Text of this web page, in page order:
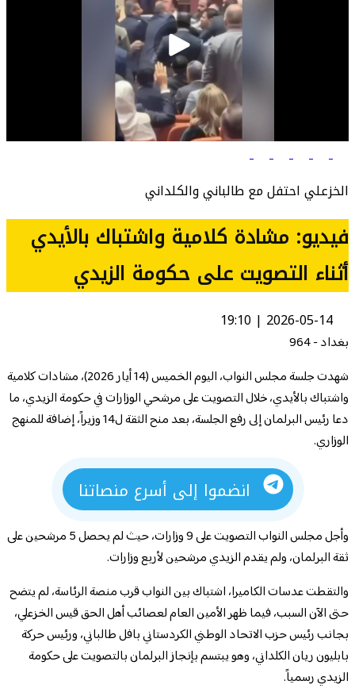
الخزعلي احتفل مع طالباني والكلداني
فيديو: مشادة كلامية واشتباك بالأيدي
أثناء التصويت على حكومة الزيدي
2026-05-14 | 19:10
بغداد - 964
شهدت جلسة مجلس النواب، اليوم الخميس (14 أيار 2026)، مشادات كلامية
واشتباك بالأيدي، خلال التصويت على مرشحي الوزارات في حكومة الزيدي، ما
دعا رئيس البرلمان إلى رفع الجلسة، بعد منح الثقة ل14 وزيراً، إضافة للمنهج
الوزاري.
انضموا إلى أسرع منصاتنا
وأجل مجلس النواب التصويت على 9 وزارات، حيث لم يحصل 5 مرشحين على
ثقة البرلمان، ولم يقدم الزيدي مرشحين لأربع وزارات.
والتقطت عدسات الكاميرا، اشتباك بين النواب قرب منصة الرئاسة، لم يتضح
حتى الآن السبب، فيما ظهر الأمين العام لعصائب أهل الحق قيس الخزعلي،
بجانب رئيس حزب الاتحاد الوطني الكردستاني بافل طالباني، ورئيس حركة
بابليون ريان الكلداني، وهو يبتسم بإنجاز البرلمان بالتصويت على حكومة
الزيدي رسمياً.